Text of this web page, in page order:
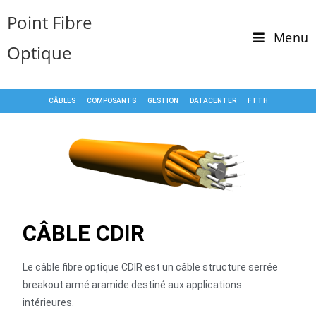
Point Fibre
Optique
Menu
CÂBLES COMPOSANTS GESTION DATACENTER FTTH
CÂBLE CDIR
Le câble fibre optique CDIR est un câble structure serrée
breakout armé aramide destiné aux applications
intérieures.